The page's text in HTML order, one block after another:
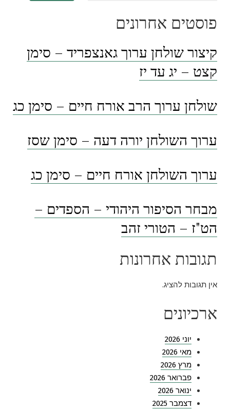
פוסטים אחרונים
קיצור שולחן ערוך גאנצפריד – סימן
קצט – יג עד יז
שולחן ערוך הרב אורח חיים – סימן כג
ערוך השולחן יורה דעה – סימן שסז
ערוך השולחן אורח חיים – סימן כג
מבחר הסיפור היהודי – הספדים –
הט"ז – הטורי זהב
תגובות אחרונות
אין תגובות להציג.
ארכיונים
יוני 2026
מאי 2026
מרץ 2026
פברואר 2026
ינואר 2026
דצמבר 2025